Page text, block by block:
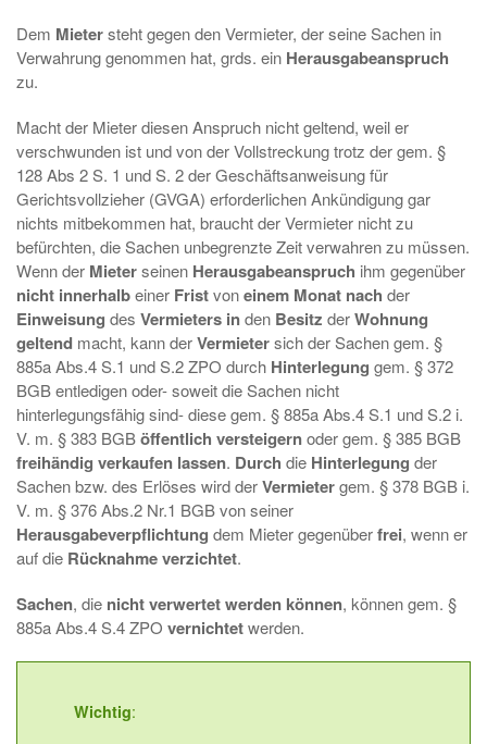
Dem Mietersteht gegen den Vermieter, der seine Sachen in
Verwahrung genommen hat, grds. ein Herausgabeanspruch
zu.
Macht der Mieter diesen Anspruch nicht geltend, weil er
verschwunden ist und von der Vollstreckung trotz der gem. §
128 Abs 2 S. 1 und S. 2 der Geschäftsanweisung für
Gerichtsvollzieher (GVGA) erforderlichen Ankündigung gar
nichts mitbekommen hat, braucht der Vermieter nicht zu
befürchten, die Sachen unbegrenzte Zeit verwahren zu müssen.
Wenn der Mieterseinen Herausgabeanspruch ihm gegenüber
nicht innerhalbeiner Fristvoneinem Monat nach der
Einweisung des Vermieters inden Besitz derWohnung
geltend macht, kann derVermietersich der Sachen gem. §
885a Abs.4 S.1 und S.2 ZPO durch Hinterlegung gem. § 372
BGB entledigen oder- soweit die Sachen nicht
hinterlegungsfähig sind- diese gem. § 885a Abs.4 S.1 und S.2 i.
V. m. § 383 BGBöffentlich versteigernoder gem. § 385 BGB
freihändig verkaufen lassen. Durch die Hinterlegung der
Sachen bzw. des Erlöses wird derVermietergem. § 378 BGB i.
V. m. § 376 Abs.2 Nr.1 BGB von seiner
Herausgabeverpflichtung dem Mieter gegenüberfrei, wenn er
auf die Rücknahme verzichtet.
Sachen, die nicht verwertet werden können, können gem. §
885a Abs.4 S.4 ZPO vernichtetwerden.
Wichtig: